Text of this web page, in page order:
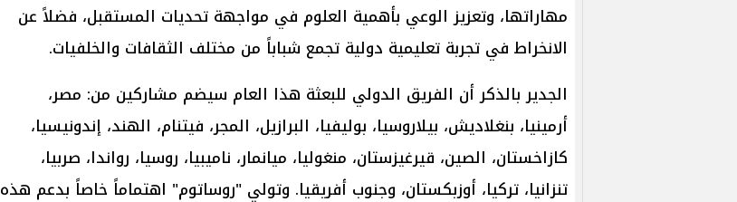
مهاراتها، وتعزيز الوعي بأهمية العلوم في مواجهة تحديات المستقبل، فضلاً عن
الانخراط في تجربة تعليمية دولية تجمع شباباً من مختلف الثقافات والخلفيات.
الجدير بالذكر أن الفريق الدولي للبعثة هذا العام سيضم مشاركين من: مصر،
أرمينيا، بنغلاديش، بيلاروسيا، بوليفيا، البرازيل، المجر، فيتنام، الهند، إندونيسيا،
كازاخستان، الصين، قيرغيزستان، منغوليا، ميانمار، ناميبيا، روسيا، رواندا، صربيا،
تنزانيا، تركيا، أوزبكستان، وجنوب أفريقيا. وتولي "روساتوم" اهتماماً خاصاً بدعم هذه